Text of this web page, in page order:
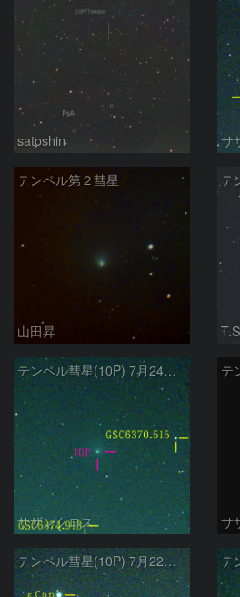
satoshin サ
テンペル第２彗星
山田昇
テ
テンペル彗星(10P) 7月24日 Seestar50
サザンクロス サ
テンペル彗星(10P) 7月22日 Seestar50